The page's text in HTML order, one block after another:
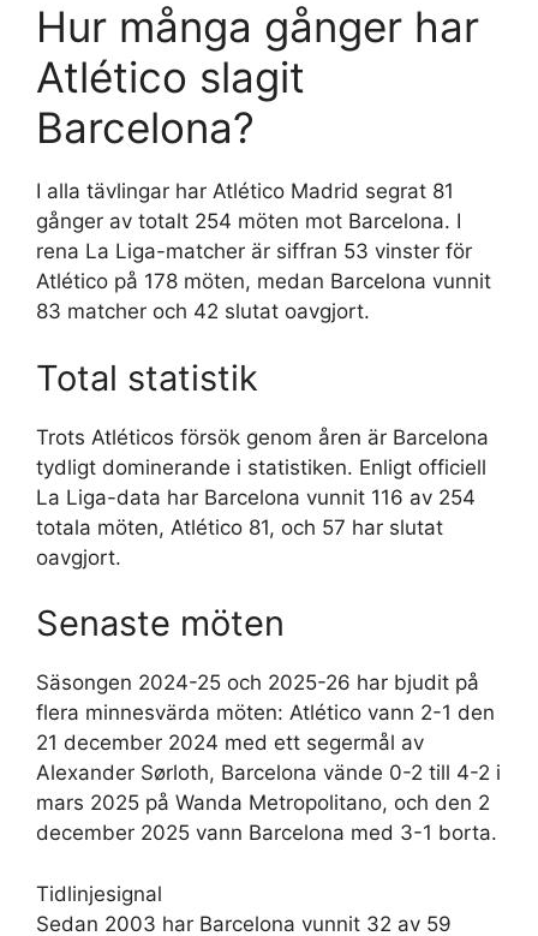
Hur många gånger har
Atlético slagit
Barcelona?
I alla tävlingar har Atlético Madrid segrat 81
gånger av totalt 254 möten mot Barcelona. I
rena La Liga-matcher är siffran 53 vinster för
Atlético på 178 möten, medan Barcelona vunnit
83 matcher och 42 slutat oavgjort.
Total statistik
Trots Atléticos försök genom åren är Barcelona
tydligt dominerande i statistiken. Enligt officiell
La Liga-data har Barcelona vunnit 116 av 254
totala möten, Atlético 81, och 57 har slutat
oavgjort.
Senaste möten
Säsongen 2024-25 och 2025-26 har bjudit på
flera minnesvärda möten: Atlético vann 2-1 den
21 december 2024 med ett segermål av
Alexander Sørloth, Barcelona vände 0-2 till 4-2 i
mars 2025 på Wanda Metropolitano, och den 2
december 2025 vann Barcelona med 3-1 borta.
Tidlinjesignal
Sedan 2003 har Barcelona vunnit 32 av 59